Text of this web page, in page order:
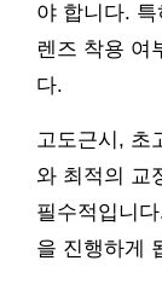
야 합니다.
렌즈 착용 여
다.
고도근시, 초
와 최적의 교
필수적입니
을 진행하게